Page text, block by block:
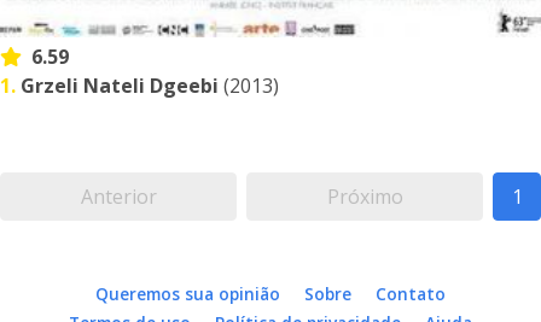
6.59
1. Grzeli Nateli Dgeebi (2013)
Anterior Próximo 1
Queremos sua opinião Sobre
Contato